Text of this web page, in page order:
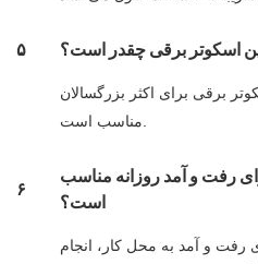
۵ اسکوتر برقی چقدر است؟
برقی برای اکثر بزرگسالان
۶
رفت و آمد روزانه مناسب
است؟
رفت و آمد به محل کار، انجام